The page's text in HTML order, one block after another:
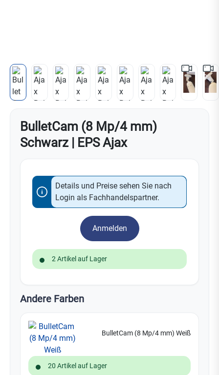
BulletCam (8 Mp/4 mm)
Schwarz | EPS Ajax
Details und Preise sehen Sie nach
Login als Fachhandelspartner.
Anmelden
2 Artikel auf Lager
Andere Farben
BulletCam (8 Mp/4 mm) Weiß
20 Artikel auf Lager